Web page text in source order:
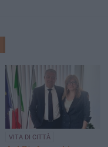
VITA DI CITTÀ